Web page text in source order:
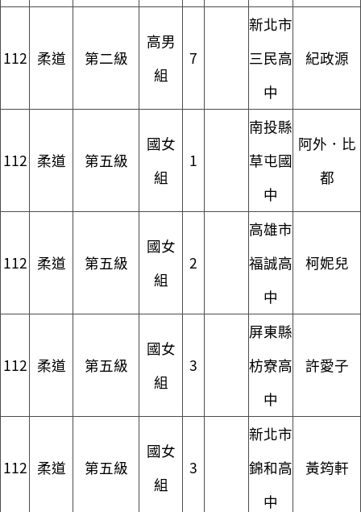
112 柔道 第二級
高男
組
7
新北市
三民高
中
紀政源
112 柔道 第五級
國女
組
1
南投縣
草屯國
中
阿外．比
都
112 柔道 第五級
國女
組
2
高雄市
福誠高
中
柯妮兒
112 柔道 第五級
國女
組
3
屏東縣
枋寮高
中
許愛子
112 柔道 第五級
國女
組
3
新北市
錦和高
中
黃筠軒